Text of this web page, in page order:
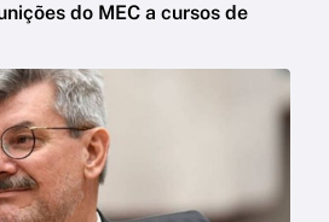
do MEC a cursos de